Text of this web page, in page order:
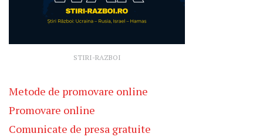
STIRI-RAZBOI
Metode de promovare online
Promovare online
Comunicate de presa gratuite